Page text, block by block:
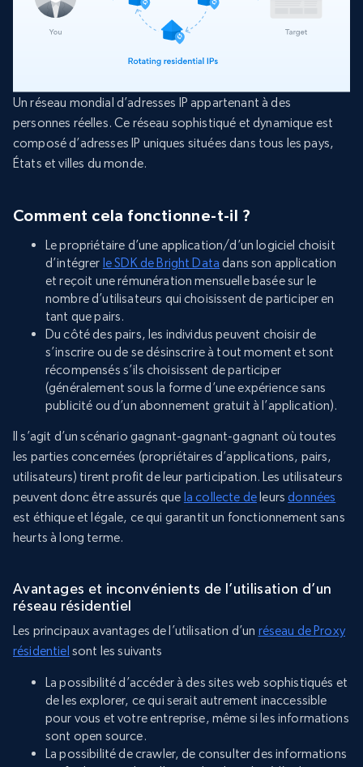
Un réseau mondial d’adresses IP appartenant à des
personnes réelles. Ce réseau sophistiqué et dynamique est
composé d’adresses IP uniques situées dans tous les pays,
États et villes du monde.
Comment cela fonctionne-t-il ?
Le propriétaire d’une application/d’un logiciel choisit
d’intégrer le SDK de Bright Data dans son application
et reçoit une rémunération mensuelle basée sur le
nombre d’utilisateurs qui choisissent de participer en
tant que pairs.
Du côté des pairs, les individus peuvent choisir de
s’inscrire ou de se désinscrire à tout moment et sont
récompensés s’ils choisissent de participer
(généralement sous la forme d’une expérience sans
publicité ou d’un abonnement gratuit à l’application).
Il s’agit d’un scénario gagnant-gagnant-gagnant où toutes
les parties concernées (propriétaires d’applications, pairs,
utilisateurs) tirent profit de leur participation. Les utilisateurs
peuvent donc être assurés que la collecte deleursdonnées
est éthique et légale, ce qui garantit un fonctionnement sans
heurts à long terme.
Avantages et inconvénients de l’utilisation d’un
réseau résidentiel
Les principaux avantages de l’utilisation d’un réseau de Proxy
résidentiel sont les suivants
La possibilité d’accéder à des sites web sophistiqués et
de les explorer, ce qui serait autrement inaccessible
pour vous et votre entreprise, même si les informations
sont open source.
La possibilité de crawler, de consulter des informations